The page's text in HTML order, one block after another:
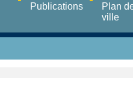
Publications
Plan
ville